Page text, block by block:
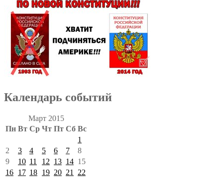
Календарь событий
Март 2015
Пн Вт Ср Чт Пт Сб Вс
1
2
3 4 5 6 7
8
9
10 11 12 13 14 15
16 17 18 19 20 21
22